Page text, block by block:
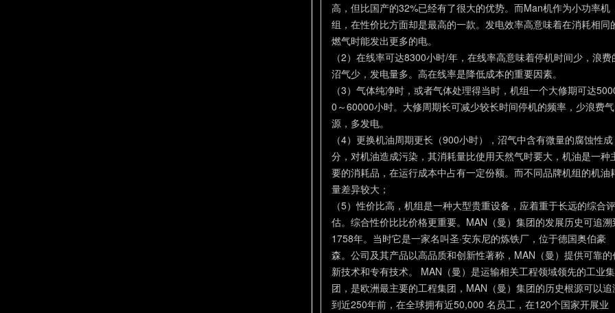
高，但比国产的32%已经有了很大的优势。而Man机作为小功率机
组，在性价比方面却是最高的一款。发电效率高意味着在消耗相同
燃气时能发出更多的电。
（2）在线率可达8300小时/年，在线率高意味着停机时间少，浪费
沼气少，发电量多。高在线率是降低成本的重要因素。
（3）气体纯净时，或者气体处理得当时，机组一个大修期可达
0～60000小时。大修周期长可减少较长时间停机的频率，少浪费气
源，多发电。
（4）更换机油周期更长（900小时），沼气中含有微量的腐蚀性成
分，对机油造成污染，其消耗量比使用天然气时要大，机油是一种
要的消耗品，在运行成本中占有一定份额。而不同品牌机组的机油
量差异较大；
（5）性价比高，机组是一种大型贵重设备，应着重于长远的综合评
估。综合性价比比价格更重要。MAN（曼）集团的发展历史可追溯
1758年。当时它是一家名叫圣·安东尼的炼铁厂，位于德国奥伯豪
森。公司及其产品以高品质和创新性著称，MAN（曼）提供可靠的
新技术和专有技术。 MAN（曼）是运输相关工程领域领先的工业集
团，是欧洲最主要的工程集团，MAN（曼）集团的历史根源可以追
到近250年前，在全球拥有近50,000 名员工，在120个国家开展业